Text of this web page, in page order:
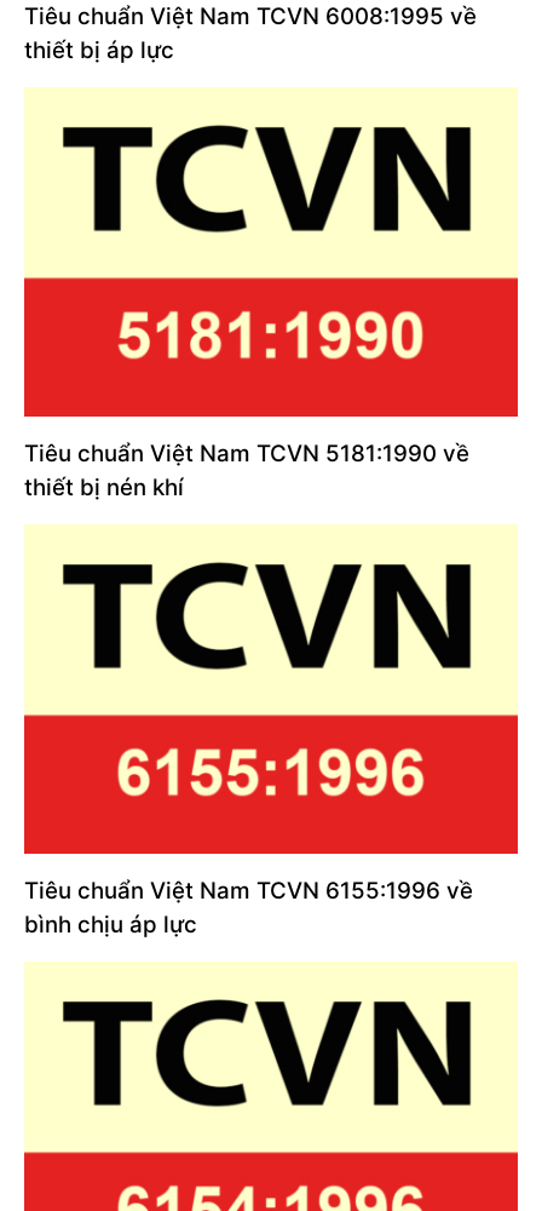
Tiêu chuẩn Việt Nam TCVN 6008:1995 về
thiết bị áp lực
Tiêu chuẩn Việt Nam TCVN 5181:1990 về
thiết bị nén khí
Tiêu chuẩn Việt Nam TCVN 6155:1996 về
bình chịu áp lực